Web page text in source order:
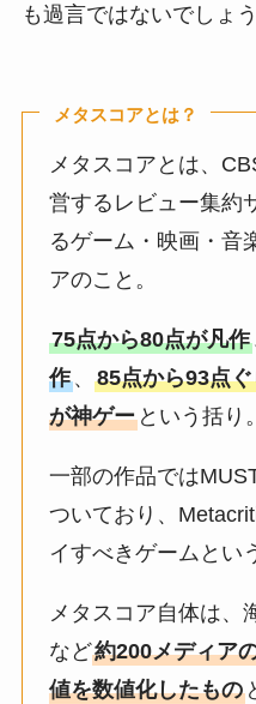
も過言ではないでしょう
メタスコアとは？
メタスコアとは、
営するレビュー集約
るゲーム・映画・音
アのこと。
75点から80点が凡作
作、85点から93点
が神ゲー という括り。
一部の作品では
ついており、
イすべきゲームとい
メタスコア自体は、
など約200メディア
値を数値化したもの